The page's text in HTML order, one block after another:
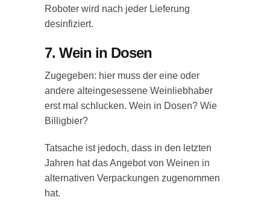
Roboter wird nach jeder Lieferung
desinfiziert.
7. Wein in Dosen
Zugegeben: hier muss der eine oder
andere alteingesessene Weinliebhaber
erst mal schlucken. Wein in Dosen? Wie
Billigbier?
Tatsache ist jedoch, dass in den letzten
Jahren hat das Angebot von Weinen in
alternativen Verpackungen zugenommen
hat.